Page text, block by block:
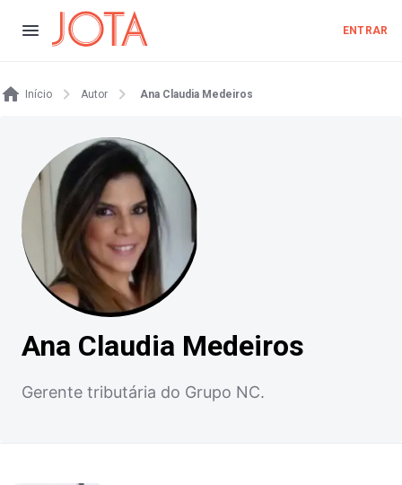
ENTRAR
Início Autor Ana Claudia Medeiros
Ana Claudia Medeiros
Gerente tributária do Grupo NC.